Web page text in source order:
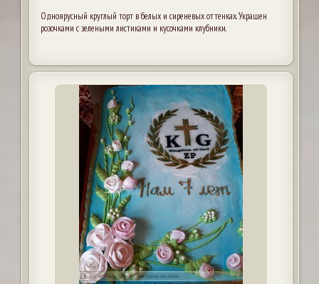
Одноярусный круглый торт в белых и сиреневых оттенках. Украшен
розочками с зелеными листиками и кусочками клубники.